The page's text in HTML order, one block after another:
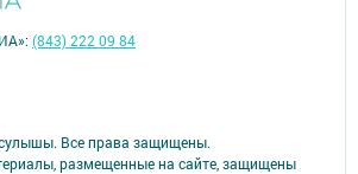
Все права защищены.
размещенные на сайте, защищены
(843) 222 09 84